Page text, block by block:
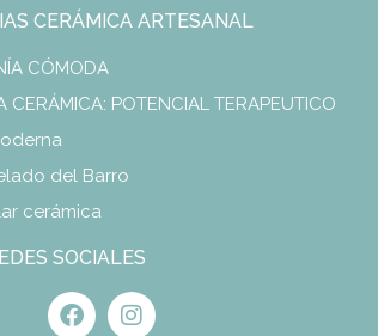
CERÁMICA ARTESANAL
CÓMODA
CERÁMICA: POTENCIAL TERAPEUTICO
del Barro
cerámica
SOCIALES